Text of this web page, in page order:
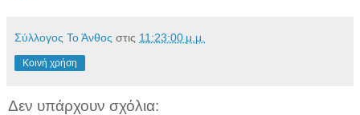
Σύλλογος Το Άνθος στις 11:23:00 μ.μ.
Κοινή χρήση
Δεν υπάρχουν σχόλια: